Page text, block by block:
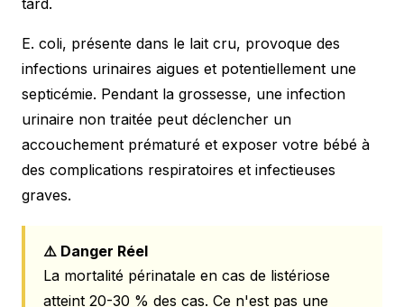
tard.
E. coli, présente dans le lait cru, provoque des
infections urinaires aigues et potentiellement une
septicémie. Pendant la grossesse, une infection
urinaire non traitée peut déclencher un
accouchement prématuré et exposer votre bébé à
des complications respiratoires et infectieuses
graves.
⚠️ Danger Réel
La mortalité périnatale en cas de listériose
atteint 20-30 % des cas. Ce n'est pas une